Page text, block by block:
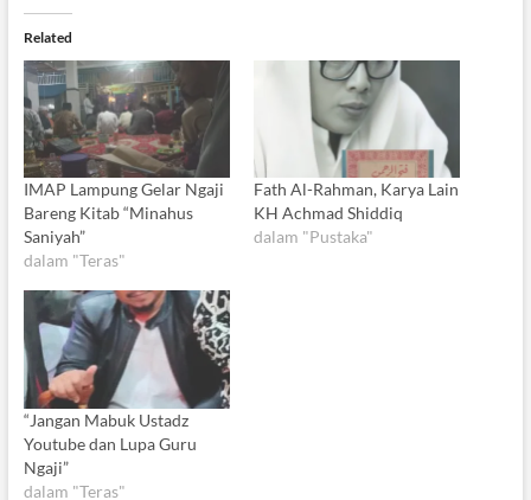
Related
IMAP Lampung Gelar Ngaji
Bareng Kitab “Minahus
Saniyah”
dalam "Teras"
Fath Al-Rahman, Karya Lain
KH Achmad Shiddiq
dalam "Pustaka"
“Jangan Mabuk Ustadz
Youtube dan Lupa Guru
Ngaji”
dalam "Teras"